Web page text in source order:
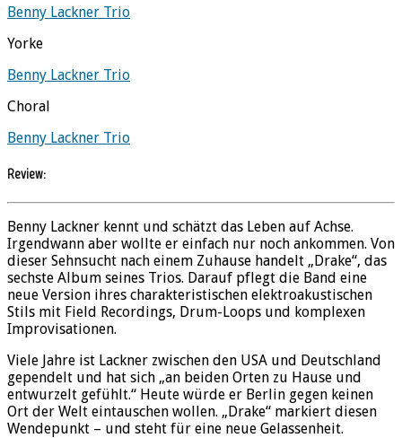
Benny Lackner Trio
Yorke
Benny Lackner Trio
Choral
Benny Lackner Trio
Review:
Benny Lackner kennt und schätzt das Leben auf Achse.
Irgendwann aber wollte er einfach nur noch ankommen. Von
dieser Sehnsucht nach einem Zuhause handelt „Drake“, das
sechste Album seines Trios. Darauf pflegt die Band eine
neue Version ihres charakteristischen elektroakustischen
Stils mit Field Recordings, Drum-Loops und komplexen
Improvisationen.
Viele Jahre ist Lackner zwischen den USA und Deutschland
gependelt und hat sich „an beiden Orten zu Hause und
entwurzelt gefühlt.“ Heute würde er Berlin gegen keinen
Ort der Welt eintauschen wollen. „Drake“ markiert diesen
Wendepunkt – und steht für eine neue Gelassenheit.